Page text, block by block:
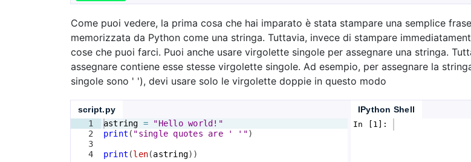
Come puoi vedere, la prima cosa che hai imparato è stata stampare una semplice
memorizzata da Python come una stringa. Tuttavia, invece di stampare
cose che puoi farci. Puoi anche usare virgolette singole per assegnare una stringa.
assegnare contiene esse stesse virgolette singole. Ad esempio, per assegnare la
singole sono ' '), devi usare solo le virgolette doppie in questo modo
script.py
1
2
3
4
astring =
"Hello world!"
print ( "single quotes are ' '")
print (len(astring))
IPython Shell
In [1]: